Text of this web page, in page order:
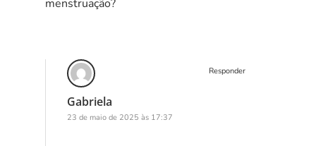
menstruação?
Gabriela
23 de maio de 2025 às 17:37
Responder